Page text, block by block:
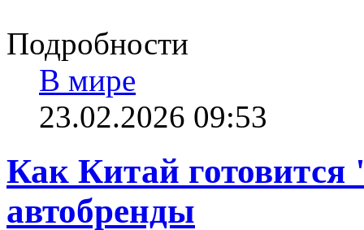
Подробности
В мире
23.02.2026 09:53
Как Китай
автобренды